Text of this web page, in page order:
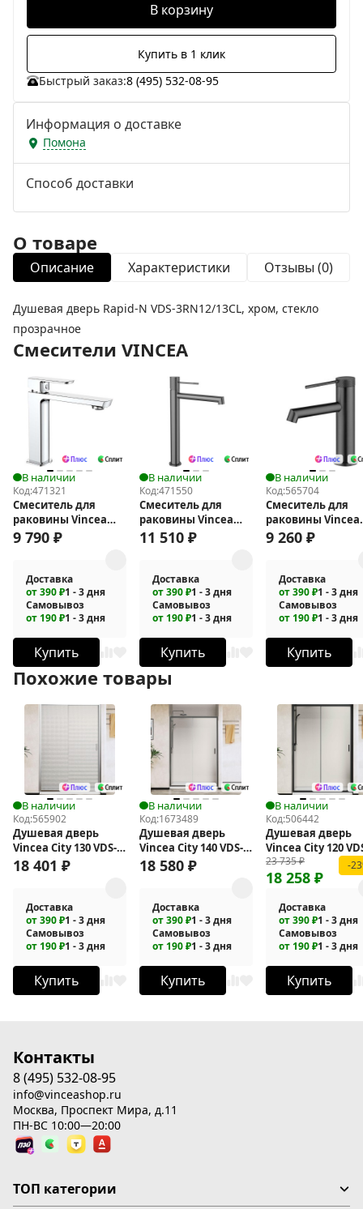
В корзину
Купить в 1 клик
Быстрый заказ:8 (495) 532-08-95
Информация о доставке
Помона
Способ доставки
О товаре
Описание Характеристики Отзывы (0)
Душевая дверь Rapid-N VDS-3RN12/13CL, хром, стекло
прозрачное
Смесители VINCEA
В наличии
Код:471321
Смеситель для
раковины Vincea
Next VBF-1N1CH
9 790 ₽
Доставка
от 390 ₽1 - 3 дня
Самовывоз
от 190 ₽1 - 3 дня
Купить
В наличии
Код:471550
Смеситель для
раковины Vincea
Desire VBF-1D2GM
11 510 ₽
Доставка
от 390 ₽1 - 3 дня
Самовывоз
от 190 ₽1 - 3 дня
Купить
В наличии
Код:565704
Смеситель для
раковины Vincea
Rim VBF-2RM1GM
9 260 ₽
Доставка
от 390 ₽1 - 3 дня
Самовывоз
от 190 ₽1 - 3 дня
Купить
Похожие товары
В наличии
Код:565902
Душевая дверь
Vincea City 130 VDS-
5CT130MT
18 401 ₽
Доставка
от 390 ₽1 - 3 дня
Самовывоз
от 190 ₽1 - 3 дня
Купить
В наличии
Код:1673489
Душевая дверь
Vincea City 140 VDS-
5CT140CLGM
18 580 ₽
Доставка
от 390 ₽1 - 3 дня
Самовывоз
от 190 ₽1 - 3 дня
Купить
В наличии
Код:506442
Душевая дверь
Vincea City 120
5CT120CLB
23 735₽
18 258 ₽
-
Доставка
от 390 ₽1 - 3 дня
Самовывоз
от 190 ₽1 - 3 дня
Купить
Контакты
8 (495) 532-08-95
info@vinceashop.ru
Москва, Проспект Мира, д.11
ПН-ВС 10:00—20:00
ТОП категории